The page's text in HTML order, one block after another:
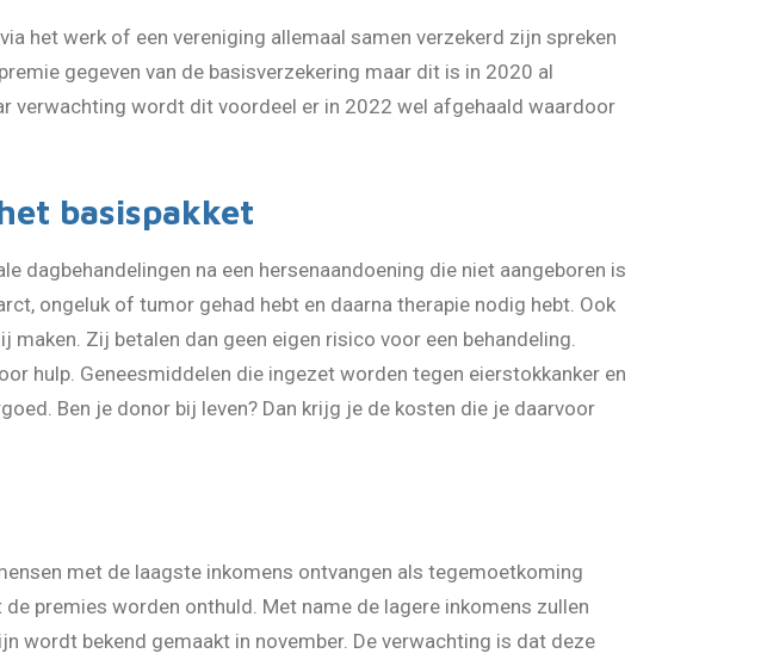
het werk of een vereniging allemaal samen verzekerd zijn spreken
gegeven van de basisverzekering maar dit is in 2020 al
verwachting wordt dit voordeel er in 2022 wel afgehaald waardoor
basispakket
dagbehandelingen na een hersenaandoening die niet aangeboren is
ongeluk of tumor gehad hebt en daarna therapie nodig hebt. Ook
Zij betalen dan geen eigen risico voor een behandeling.
hulp. Geneesmiddelen die ingezet worden tegen eierstokkanker en
Ben je donor bij leven? Dan krijg je de kosten die je daarvoor
met de laagste inkomens ontvangen als tegemoetkoming
premies worden onthuld. Met name de lagere inkomens zullen
wordt bekend gemaakt in november. De verwachting is dat deze